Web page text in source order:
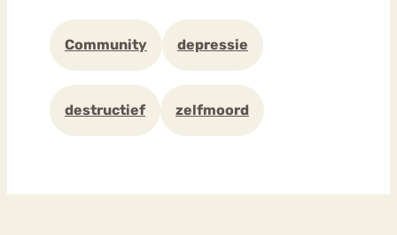
Community depressie
destructief zelfmoord